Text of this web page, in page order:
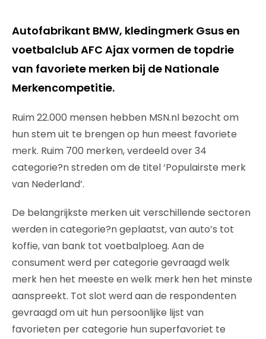
Autofabrikant BMW, kledingmerk Gsus en
voetbalclub AFC Ajax vormen de topdrie
van favoriete merken bij de Nationale
Merkencompetitie.
Ruim 22.000 mensen hebben MSN.nl bezocht om
hun stem uit te brengen op hun meest favoriete
merk. Ruim 700 merken, verdeeld over 34
categorie?n streden om de titel ‘Populairste merk
van Nederland’.
De belangrijkste merken uit verschillende sectoren
werden in categorie?n geplaatst, van auto’s tot
koffie, van bank tot voetbalploeg. Aan de
consument werd per categorie gevraagd welk
merk hen het meeste en welk merk hen het minste
aanspreekt. Tot slot werd aan de respondenten
gevraagd om uit hun persoonlijke lijst van
favorieten per categorie hun superfavoriet te